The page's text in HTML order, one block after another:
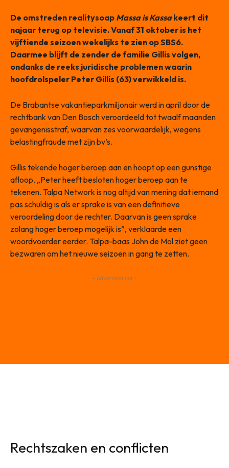
De omstreden realitysoap Massa is Kassakeert dit
najaar terug op televisie. Vanaf 31 oktober is het
vijftiende seizoen wekelijks te zien op SBS6.
Daarmee blijft de zender de familie Gillis volgen,
ondanks de reeks juridische problemen waarin
hoofdrolspeler Peter Gillis (63) verwikkeld is.
De Brabantse vakantieparkmiljonair werd in april door de
rechtbank van Den Bosch veroordeeld tot twaalf maanden
gevangenisstraf, waarvan zes voorwaardelijk, wegens
belastingfraude met zijn bv’s.
Gillis tekende hoger beroep aan en hoopt op een gunstige
afloop. „Peter heeft besloten hoger beroep aan te
tekenen. Talpa Network is nog altijd van mening dat iemand
pas schuldig is als er sprake is van een definitieve
veroordeling door de rechter. Daarvan is geen sprake
zolang hoger beroep mogelijk is”, verklaarde een
woordvoerder eerder. Talpa-baas John de Mol ziet geen
bezwaren om het nieuwe seizoen in gang te zetten.
- Advertisement -
Rechtszaken en conflicten